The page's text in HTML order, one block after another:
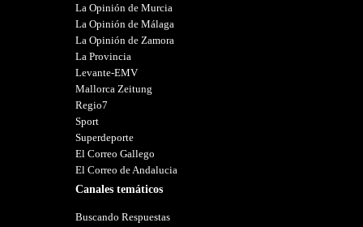
La Opinión de Murcia
La Opinión de Málaga
La Opinión de Zamora
La Provincia
Levante-EMV
Mallorca Zeitung
Regio7
Sport
Superdeporte
El Correo Gallego
El Correo de Andalucia
Canales temáticos
Buscando Respuestas